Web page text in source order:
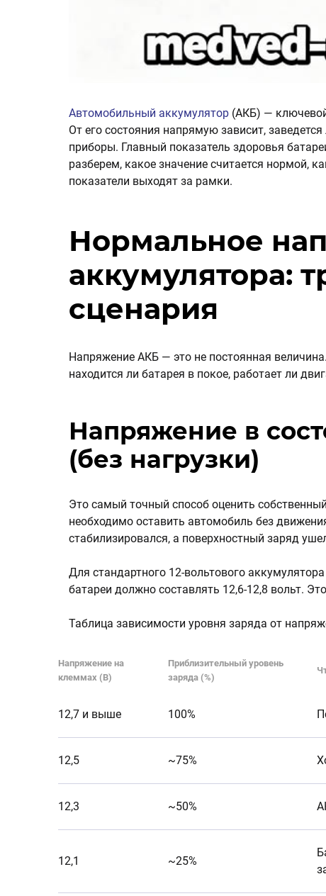
Автомобильный аккумулятор (АКБ) —
От его состояния напрямую зависит,
приборы. Главный показатель здоровья
разберем, какое значение считается нормой,
показатели выходят за рамки.
Нормальное
аккумулятора:
сценария
Напряжение АКБ — это не постоянная
находится ли батарея в покое, работает ли
Напряжение в
(без нагрузки)
Это самый точный способ оценить
необходимо оставить автомобиль без
стабилизировался, а поверхностный заряд
Для стандартного 12-вольтового
батареи должно составлять 12,6-12,8 вольт.
Таблица зависимости уровня заряда от
Напряжение на
клеммах (В)
Приблизительный уровень
заряда (%)
12,7 и выше 100%
12,5 ~75%
12,3 ~50%
12,1 ~25%